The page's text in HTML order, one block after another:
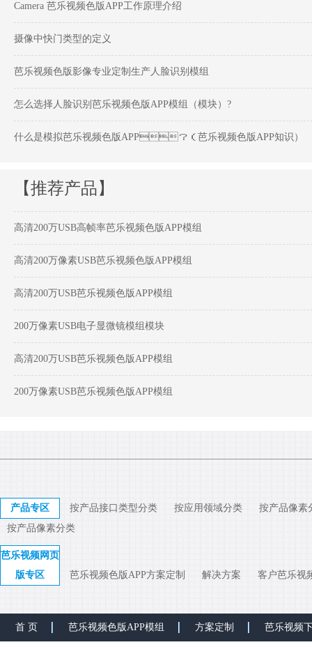
Camera 芭乐视频色版APP工作原理介绍
摄像中快门类型的定义
芭乐视频色版影像专业定制生产人脸识别模组
怎么选择人脸识别芭乐视频色版APP模组（模块）?
什么是模拟芭乐视频色版APP？（芭乐视频色版APP知识）
【推荐产品】
高清200万USB高帧率芭乐视频色版APP模组
高清200万像素USB芭乐视频色版APP模组
高清200万USB芭乐视频色版APP模组
200万像素USB电子显微镜模组模块
高清200万USB芭乐视频色版APP模组
200万像素USB芭乐视频色版APP模组
产品专区 按产品接口类型分类 按应用领域分类
按产品像素
按产品像素分类
芭乐视频网页
版专区
芭乐视频色版APP方案定制 解决方案 客户芭乐视
首 页 芭乐视频色版APP模组 方案定制 芭乐视频